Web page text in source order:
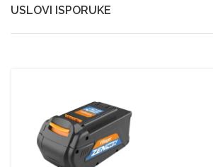
USLOVI ISPORUKE